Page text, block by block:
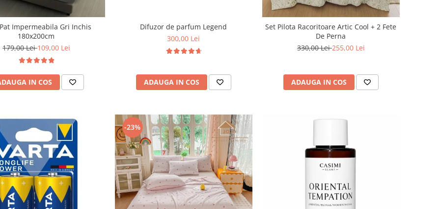
Impermeabila Gri Inchis
180x200cm
179,00 Lei109,00 Lei
IN COS
Difuzor de parfum Legend
300,00 Lei
ADAUGA IN COS
Set Pilota Racoritoare Artic Cool + 2 Fete
De Perna
330,00 Lei255,00 Lei
ADAUGA IN COS
-23%